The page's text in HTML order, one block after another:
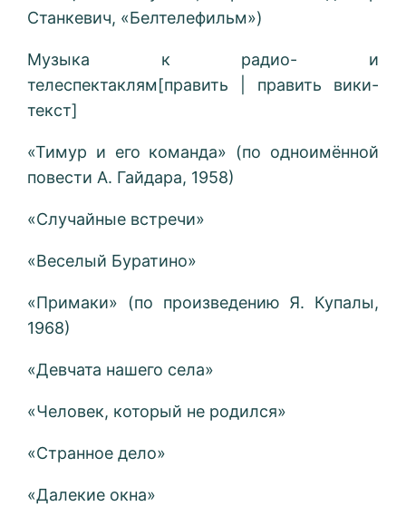
Станкевич, «Белтелефильм»)
Музыка к радио- и
телеспектаклям[править | править вики-
текст]
«Тимур и его команда» (по одноимённой
повести А. Гайдара, 1958)
«Случайные встречи»
«Веселый Буратино»
«Примаки» (по произведению Я. Купалы,
1968)
«Девчата нашего села»
«Человек, который не родился»
«Странное дело»
«Далекие окна»